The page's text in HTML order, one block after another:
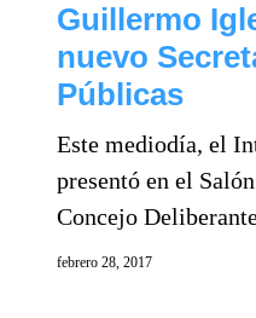
Guillermo
nuevo
Públicas
Este mediodía, el
presentó en el
Concejo
febrero 28, 2017